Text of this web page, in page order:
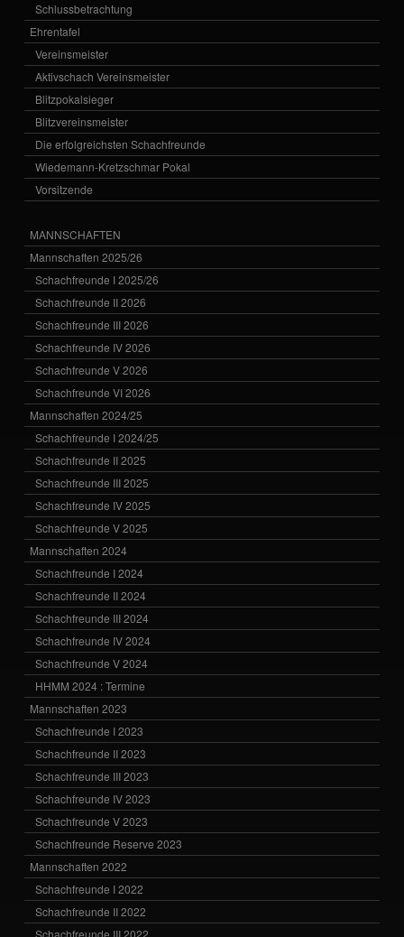
Schlussbetrachtung
Ehrentafel
Vereinsmeister
Aktivschach Vereinsmeister
Blitzpokalsieger
Blitzvereinsmeister
Die erfolgreichsten Schachfreunde
Wiedemann-Kretzschmar Pokal
Vorsitzende
MANNSCHAFTEN
Mannschaften 2025/26
Schachfreunde I 2025/26
Schachfreunde II 2026
Schachfreunde III 2026
Schachfreunde IV 2026
Schachfreunde V 2026
Schachfreunde VI 2026
Mannschaften 2024/25
Schachfreunde I 2024/25
Schachfreunde II 2025
Schachfreunde III 2025
Schachfreunde IV 2025
Schachfreunde V 2025
Mannschaften 2024
Schachfreunde I 2024
Schachfreunde II 2024
Schachfreunde III 2024
Schachfreunde IV 2024
Schachfreunde V 2024
HHMM 2024 : Termine
Mannschaften 2023
Schachfreunde I 2023
Schachfreunde II 2023
Schachfreunde III 2023
Schachfreunde IV 2023
Schachfreunde V 2023
Schachfreunde Reserve 2023
Mannschaften 2022
Schachfreunde I 2022
Schachfreunde II 2022
Schachfreunde III 2022